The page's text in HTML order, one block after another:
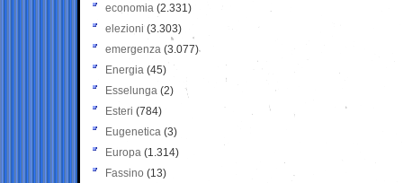
economia (2.331)
elezioni (3.303)
emergenza (3.077)
Energia (45)
Esselunga (2)
Esteri (784)
Eugenetica (3)
Europa (1.314)
Fassino (13)